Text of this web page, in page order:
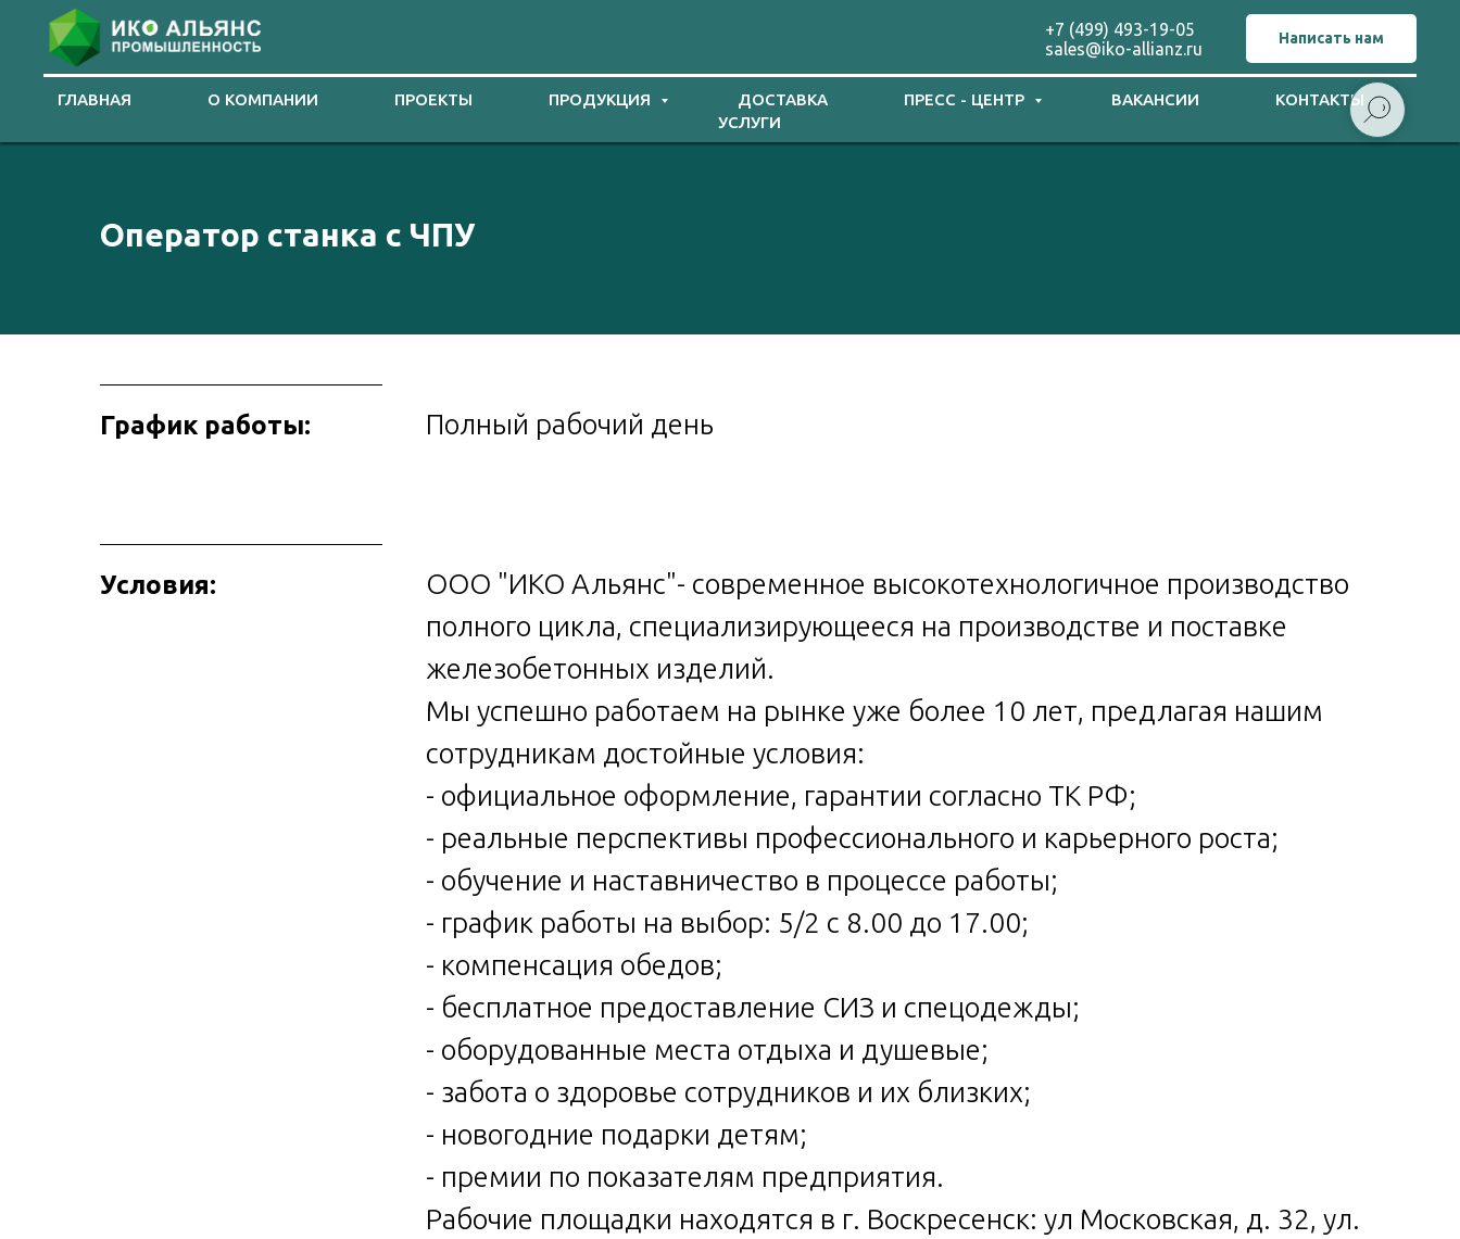
+7 (499) 493-19-05
sales@iko-allianz.ru
Написать нам
ГЛАВНАЯ О КОМПАНИИ ПРОЕКТЫ ПРОДУКЦИЯ ДОСТАВКА ПРЕСС - ЦЕНТР ВАКАНСИИ
КОНТАКТЫ
УСЛУГИ
Оператор станка с ЧПУ
График работы: Полный рабочий день
Условия:
ООО "ИКО Альянс"- современное высокотехнологичное производство
полного цикла, специализирующееся на производстве и поставке
железобетонных изделий.
Мы успешно работаем на рынке уже более 10 лет, предлагая нашим
сотрудникам достойные условия:
- официальное оформление, гарантии согласно ТК РФ;
- реальные перспективы профессионального и карьерного роста;
- обучение и наставничество в процессе работы;
- график работы на выбор: 5/2 с 8.00 до 17.00;
- компенсация обедов;
- бесплатное предоставление СИЗ и спецодежды;
- оборудованные места отдыха и душевые;
- забота о здоровье сотрудников и их близких;
- новогодние подарки детям;
- премии по показателям предприятия.
Рабочие площадки находятся в г. Воскресенск: ул Московская, д. 32, ул.